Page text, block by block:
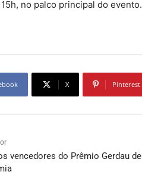
no palco principal do evento.
X Pinterest
vencedores do Prêmio Gerdau de